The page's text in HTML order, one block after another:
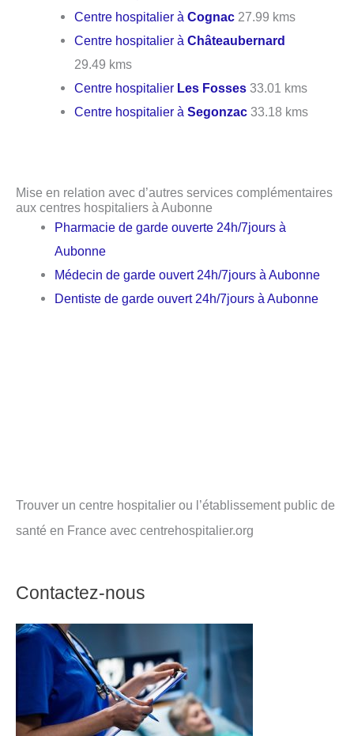
Centre hospitalier àCognac 27.99 kms
Centre hospitalier àChâteaubernard
29.49 kms
Centre hospitalier Les Fosses 33.01 kms
Centre hospitalier àSegonzac 33.18 kms
Mise en relation avec d’autres services complémentaires
aux centres hospitaliers à Aubonne
Pharmacie de garde ouverte 24h/7jours à
Aubonne
Médecin de garde ouvert 24h/7jours à Aubonne
Dentiste de garde ouvert 24h/7jours à Aubonne
Trouver un centre hospitalier ou l’établissement public de
santé en France avec centrehospitalier.org
Contactez-nous